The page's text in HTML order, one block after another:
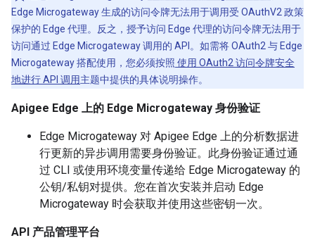
Edge Microgateway 生成的访问令牌无法用于调用受 OAuthV2 政策
保护的 Edge 代理。反之，授予访问 Edge 代理的访问令牌无法用于
访问通过 Edge Microgateway 调用的 API。如需将 OAuth2 与 Edge
Microgateway 搭配使用，您必须按照 使用 OAuth2 访问令牌安全
地进行 API 调用主题中提供的具体说明操作。
Apigee Edge 上的 Edge Microgateway 身份验证
Edge Microgateway 对 Apigee Edge 上的分析数据进
行更新的异步调用需要身份验证。此身份验证通过通
过 CLI 或使用环境变量传递给 Edge Microgateway 的
公钥/私钥对提供。您在首次安装并启动 Edge
Microgateway 时会获取并使用这些密钥一次。
API 产品管理平台